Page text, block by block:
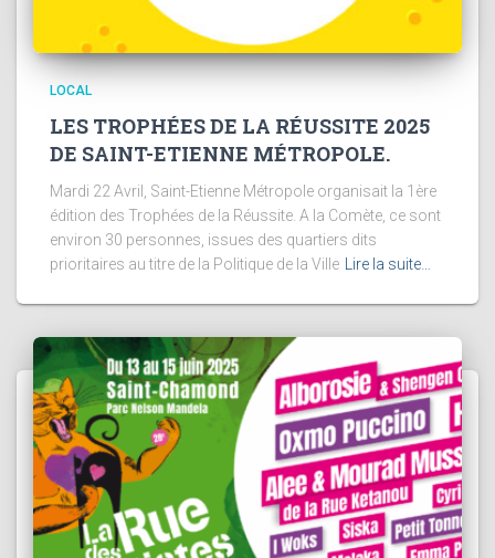
LOCAL
LES TROPHÉES DE LA RÉUSSITE 2025
DE SAINT-ETIENNE MÉTROPOLE.
Mardi 22 Avril, Saint-Etienne Métropole organisait la 1ère
édition des Trophées de la Réussite. A la Comète, ce sont
environ 30 personnes, issues des quartiers dits
prioritaires au titre de la Politique de la Ville Lire la suite…